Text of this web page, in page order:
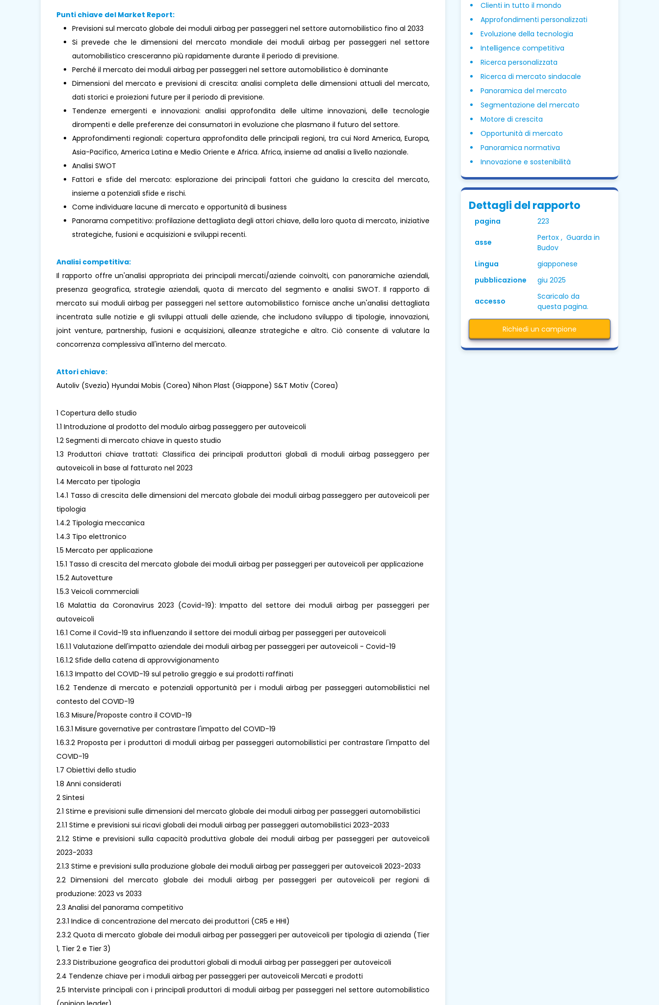
Punti chiave del Market Report:
Previsioni sul mercato globale dei moduli airbag per passeggeri nel settore automobilistico fino al 2033
Si prevede che le dimensioni del mercato mondiale dei moduli airbag per passeggeri nel settore
automobilistico cresceranno più rapidamente durante il periodo di previsione.
Perché il mercato dei moduli airbag per passeggeri nel settore automobilistico è dominante
Dimensioni del mercato e previsioni di crescita: analisi completa delle dimensioni attuali del mercato,
dati storici e proiezioni future per il periodo di previsione.
Tendenze emergenti e innovazioni: analisi approfondita delle ultime innovazioni, delle tecnologie
dirompenti e delle preferenze dei consumatori in evoluzione che plasmano il futuro del settore.
Approfondimenti regionali: copertura approfondita delle principali regioni, tra cui Nord America, Europa,
Asia-Pacifico, America Latina e Medio Oriente e Africa. Africa, insieme ad analisi a livello nazionale.
Analisi SWOT
Fattori e sfide del mercato: esplorazione dei principali fattori che guidano la crescita del mercato,
insieme a potenziali sfide e rischi.
Come individuare lacune di mercato e opportunità di business
Panorama competitivo: profilazione dettagliata degli attori chiave, della loro quota di mercato, iniziative
strategiche, fusioni e acquisizioni e sviluppi recenti.
Analisi competitiva:
Il rapporto offre un'analisi appropriata dei principali mercati/aziende coinvolti, con panoramiche aziendali,
presenza geografica, strategie aziendali, quota di mercato del segmento e analisi SWOT. Il rapporto di
mercato sui moduli airbag per passeggeri nel settore automobilistico fornisce anche un'analisi dettagliata
incentrata sulle notizie e gli sviluppi attuali delle aziende, che includono sviluppo di tipologie, innovazioni,
joint venture, partnership, fusioni e acquisizioni, alleanze strategiche e altro. Ciò consente di valutare la
concorrenza complessiva all'interno del mercato.
Attori chiave:
Autoliv (Svezia) Hyundai Mobis (Corea) Nihon Plast (Giappone) S&T Motiv (Corea)
1 Copertura dello studio
1.1 Introduzione al prodotto del modulo airbag passeggero per autoveicoli
1.2 Segmenti di mercato chiave in questo studio
1.3 Produttori chiave trattati: Classifica dei principali produttori globali di moduli airbag passeggero per
autoveicoli in base al fatturato nel 2023
1.4 Mercato per tipologia
1.4.1 Tasso di crescita delle dimensioni del mercato globale dei moduli airbag passeggero per autoveicoli per
tipologia
1.4.2 Tipologia meccanica
1.4.3 Tipo elettronico
1.5 Mercato per applicazione
1.5.1 Tasso di crescita del mercato globale dei moduli airbag per passeggeri per autoveicoli per applicazione
1.5.2 Autovetture
1.5.3 Veicoli commerciali
1.6 Malattia da Coronavirus 2023 (Covid-19): Impatto del settore dei moduli airbag per passeggeri per
autoveicoli
1.6.1 Come il Covid-19 sta influenzando il settore dei moduli airbag per passeggeri per autoveicoli
1.6.1.1 Valutazione dell'impatto aziendale dei moduli airbag per passeggeri per autoveicoli - Covid-19
1.6.1.2 Sfide della catena di approvvigionamento
1.6.1.3 Impatto del COVID-19 sul petrolio greggio e sui prodotti raffinati
1.6.2 Tendenze di mercato e potenziali opportunità per i moduli airbag per passeggeri automobilistici nel
contesto del COVID-19
1.6.3 Misure/Proposte contro il COVID-19
1.6.3.1 Misure governative per contrastare l'impatto del COVID-19
1.6.3.2 Proposta per i produttori di moduli airbag per passeggeri automobilistici per contrastare l'impatto del
COVID-19
1.7 Obiettivi dello studio
1.8 Anni considerati
2 Sintesi
2.1 Stime e previsioni sulle dimensioni del mercato globale dei moduli airbag per passeggeri automobilistici
2.1.1 Stime e previsioni sui ricavi globali dei moduli airbag per passeggeri automobilistici 2023-2033
2.1.2 Stime e previsioni sulla capacità produttiva globale dei moduli airbag per passeggeri per autoveicoli
2023-2033
2.1.3 Stime e previsioni sulla produzione globale dei moduli airbag per passeggeri per autoveicoli 2023-2033
2.2 Dimensioni del mercato globale dei moduli airbag per passeggeri per autoveicoli per regioni di
produzione: 2023 vs 2033
2.3 Analisi del panorama competitivo
2.3.1 Indice di concentrazione del mercato dei produttori (CR5 e HHI)
2.3.2 Quota di mercato globale dei moduli airbag per passeggeri per autoveicoli per tipologia di azienda (Tier
1, Tier 2 e Tier 3)
2.3.3 Distribuzione geografica dei produttori globali di moduli airbag per passeggeri per autoveicoli
2.4 Tendenze chiave per i moduli airbag per passeggeri per autoveicoli Mercati e prodotti
2.5 Interviste principali con i principali produttori di moduli airbag per passeggeri nel settore automobilistico
Clienti in tutto il mondo
Approfondimenti personalizzati
Evoluzione della tecnologia
Intelligence competitiva
Ricerca personalizzata
Ricerca di mercato sindacale
Panoramica del mercato
Segmentazione del mercato
Motore di crescita
Opportunità di mercato
Panoramica normativa
Innovazione e sostenibilità
Dettagli del rapporto
pagina 223
asse
Pertox , Guarda in
Budov
Lingua
giapponese
pubblicazione
giu 2025
accesso
Scaricalo da
questa pagina.
Richiedi un campione